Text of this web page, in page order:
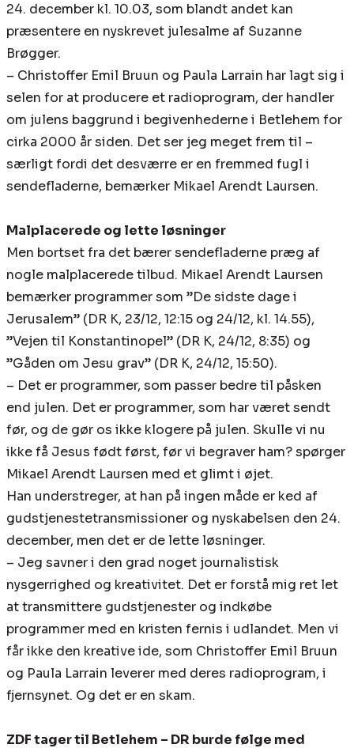
24. december kl. 10.03, som blandt andet kan
præsentere en nyskrevet julesalme af Suzanne
Brøgger.
– Christoffer Emil Bruun og Paula Larrain har lagt sig i
selen for at producere et radioprogram, der handler
om julens baggrund i begivenhederne i Betlehem for
cirka 2000 år siden. Det ser jeg meget frem til –
særligt fordi det desværre er en fremmed fugl i
sendefladerne, bemærker Mikael Arendt Laursen.
Malplacerede og lette løsninger
Men bortset fra det bærer sendefladerne præg af
nogle malplacerede tilbud. Mikael Arendt Laursen
bemærker programmer som ”De sidste dage i
Jerusalem” (DR K, 23/12, 12:15 og 24/12, kl. 14.55),
”Vejen til Konstantinopel” (DR K, 24/12, 8:35) og
”Gåden om Jesu grav” (DR K, 24/12, 15:50).
– Det er programmer, som passer bedre til påsken
end julen. Det er programmer, som har været sendt
før, og de gør os ikke klogere på julen. Skulle vi nu
ikke få Jesus født først, før vi begraver ham? spørger
Mikael Arendt Laursen med et glimt i øjet.
Han understreger, at han på ingen måde er ked af
gudstjenestetransmissioner og nyskabelsen den 24.
december, men det er de lette løsninger.
– Jeg savner i den grad noget journalistisk
nysgerrighed og kreativitet. Det er forstå mig ret let
at transmittere gudstjenester og indkøbe
programmer med en kristen fernis i udlandet. Men vi
får ikke den kreative ide, som Christoffer Emil Bruun
og Paula Larrain leverer med deres radioprogram, i
fjernsynet. Og det er en skam.
ZDF tager til Betlehem – DR burde følge med